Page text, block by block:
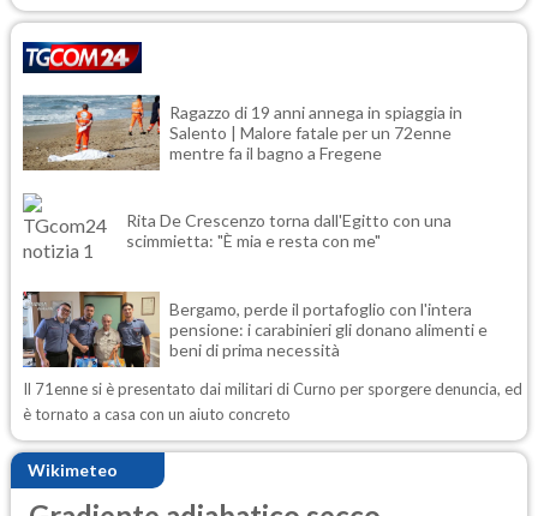
Ragazzo di 19 anni annega in spiaggia in
Salento | Malore fatale per un 72enne
mentre fa il bagno a Fregene
Rita De Crescenzo torna dall'Egitto con una
scimmietta: "È mia e resta con me"
Bergamo, perde il portafoglio con l'intera
pensione: i carabinieri gli donano alimenti e
beni di prima necessità
Il 71enne si è presentato dai militari di Curno per sporgere denuncia, ed
è tornato a casa con un aiuto concreto
Wikimeteo